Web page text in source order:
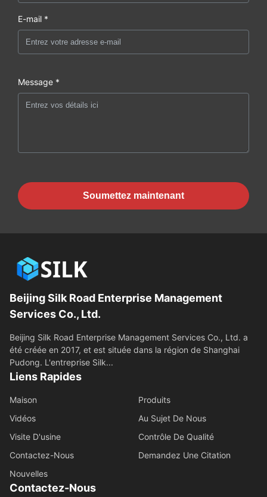
E-mail *
Message *
Soumettez maintenant
Beijing Silk Road Enterprise Management
Services Co., Ltd.
Beijing Silk Road Enterprise Management Services Co., Ltd. a
été créée en 2017, et est située dans la région de Shanghai
Pudong. L'entreprise Silk...
Liens Rapides
Maison
Produits
Vidéos
Au Sujet De Nous
Visite D'usine
Contrôle De Qualité
Contactez-Nous
Demandez Une Citation
Nouvelles
Contactez-Nous